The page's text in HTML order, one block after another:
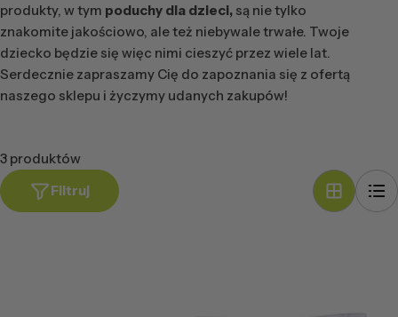
produkty, w tym poduchy dla dzieci, są nie tylko
znakomite jakościowo, ale też niebywale trwałe. Twoje
dziecko będzie się więc nimi cieszyć przez wiele lat.
Serdecznie zapraszamy Cię do zapoznania się z ofertą
naszego sklepu i życzymy udanych zakupów!
3 produktów
Filtruj